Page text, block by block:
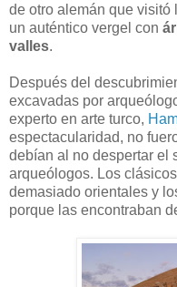
de otro alemán que visitó
un auténtico vergel con
valles.
Después del
excavadas por
experto en arte turco,
espectacularidad, no
debían al no despertar el
arqueólogos. Los
demasiado orientales y
porque las encontraban